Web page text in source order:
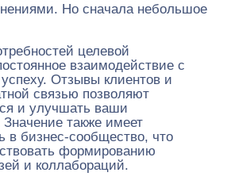
Но сначала небольшое
целевой
взаимодействие с
Отзывы клиентов и
связью позволяют
и улучшать ваши
также имеет
в бизнес-сообщество, что
формированию
и коллабораций.